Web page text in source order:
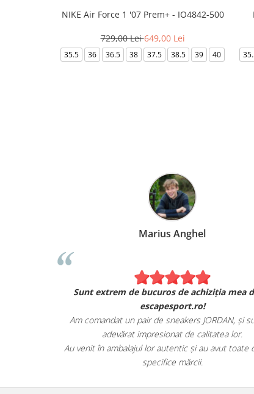
NIKE Air Force 1 '07 Prem+ - IO4842-500
729,00 Lei649,00 Lei
35.5 36 36.5 38 37.5 38.5 39 40
Marius Anghel
Sunt extrem de bucuros de achiziția mea
escapesport.ro!
Am comandat un pair de sneakers JORDAN, și
adevărat impresionat de calitatea lor.
Au venit în ambalajul lor autentic și au avut toate
specifice mărcii.